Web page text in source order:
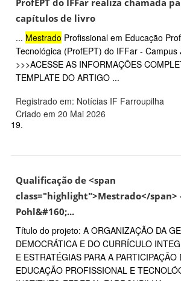
ProfEPT do IFFar realiza chamada
capítulos de livro
... Mestrado Profissional em Educação
Tecnológica (ProfEPT) do IFFar -
>>>ACESSE AS INFORMAÇÕES
TEMPLATE DO ARTIGO ...
Registrado em: Notícias IF Farroupilha
Criado em 20 Mai 2026
19.
Qualificação de <span
class="highlight">Mestrado</span>
Pohl&#160;...
Título do projeto: A ORGANIZAÇÃO DA
DEMOCRÁTICA E DO CURRÍCULO
E ESTRATÉGIAS PARA A PARTICIPAÇÃO
EDUCAÇÃO PROFISSIONAL E